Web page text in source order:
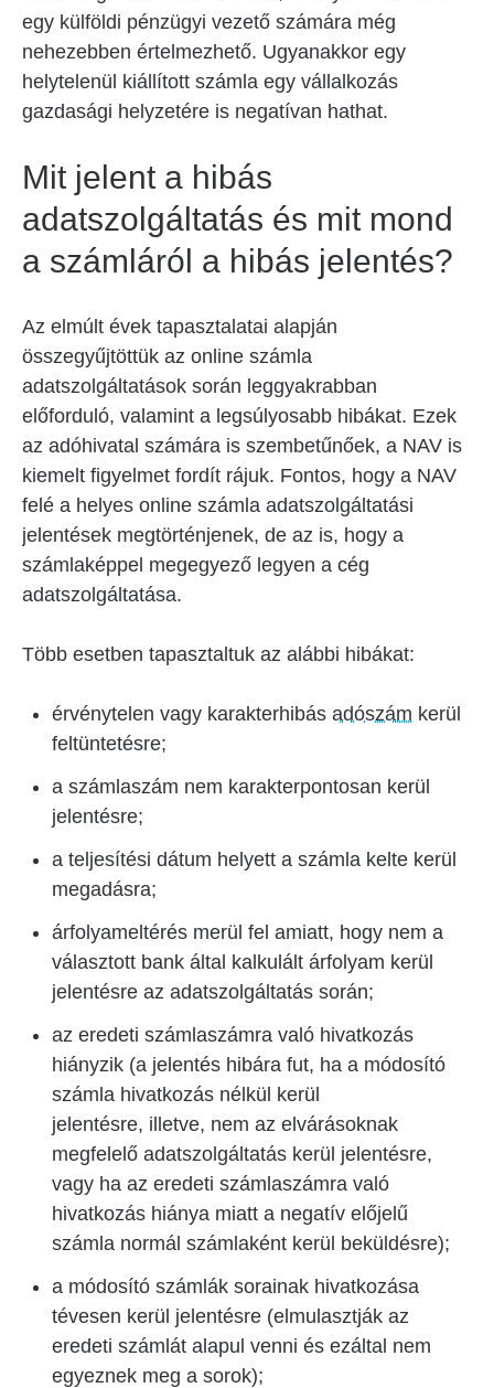
egy külföldi pénzügyi vezető számára még
nehezebben értelmezhető. Ugyanakkor egy
helytelenül kiállított számla egy vállalkozás
gazdasági helyzetére is negatívan hathat.
Mit jelent a hibás
adatszolgáltatás és mit mond
a számláról a hibás jelentés?
Az elmúlt évek tapasztalatai alapján
összegyűjtöttük az online számla
adatszolgáltatások során leggyakrabban
előforduló, valamint a legsúlyosabb hibákat. Ezek
az adóhivatal számára is szembetűnőek, a NAV is
kiemelt figyelmet fordít rájuk. Fontos, hogy a NAV
felé a helyes online számla adatszolgáltatási
jelentések megtörténjenek, de az is, hogy a
számlaképpel megegyező legyen a cég
adatszolgáltatása.
Több esetben tapasztaltuk az alábbi hibákat:
érvénytelen vagy karakterhibás adószám kerül
feltüntetésre;
a számlaszám nem karakterpontosan kerül
jelentésre;
a teljesítési dátum helyett a számla kelte kerül
megadásra;
árfolyameltérés merül fel amiatt, hogy nem a
választott bank által kalkulált árfolyam kerül
jelentésre az adatszolgáltatás során;
az eredeti számlaszámra való hivatkozás
hiányzik (a jelentés hibára fut, ha a módosító
számla hivatkozás nélkül kerül
jelentésre, illetve, nem az elvárásoknak
megfelelő adatszolgáltatás kerül jelentésre,
vagy ha az eredeti számlaszámra való
hivatkozás hiánya miatt a negatív előjelű
számla normál számlaként kerül beküldésre);
a módosító számlák sorainak hivatkozása
tévesen kerül jelentésre (elmulasztják az
eredeti számlát alapul venni és ezáltal nem
egyeznek meg a sorok);